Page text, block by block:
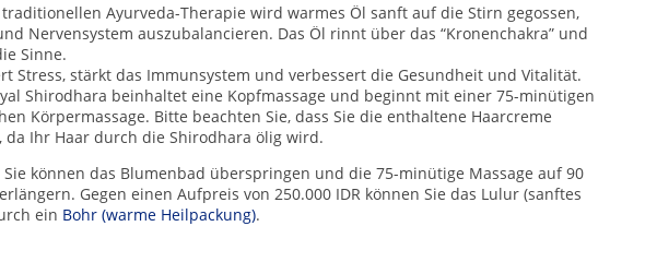
Ayurveda-Therapie wird warmes Öl sanft auf die Stirn gegossen,
Nervensystem auszubalancieren. Das Öl rinnt über das “Kronenchakra” und
Sinne.
Stress, stärkt das Immunsystem und verbessert die Gesundheit und Vitalität.
Shirodhara beinhaltet eine Kopfmassage und beginnt mit einer 75-minütigen
Körpermassage. Bitte beachten Sie, dass Sie die enthaltene Haarcreme
da Ihr Haar durch die Shirodhara ölig wird.
Sie können das Blumenbad überspringen und die 75-minütige Massage auf 90
Gegen einen Aufpreis von 250.000 IDR können Sie das Lulur (sanftes
ein Bohr (warme Heilpackung).